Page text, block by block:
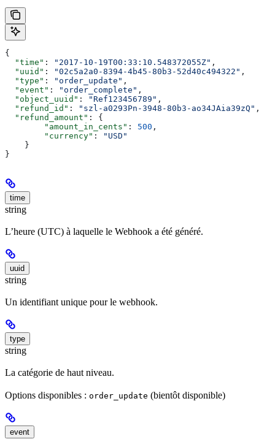
{
  "time"
: "2017-10-19T00:33:10.548372055Z" ,
  "uuid"
: "02c5a2a0-8394-4b45-80b3-52d40c494322" ,
  "type"
: "order_update" ,
  "event"
: "order_complete" ,
  "object_uuid"
: "Ref123456789" ,
  "refund_id"
: "szl-a0293Pn-3948-80b3-ao34JAia39zQ" ,
  "refund_amount"
: {
        "amount_in_cents"
: 500 ,
        "currency"
:
"USD"
    }
}
time
string
L’heure (UTC) à laquelle le Webhook a été généré.
uuid
string
Un identifiant unique pour le webhook.
type
string
La catégorie de haut niveau.
Options disponibles : order_update (bientôt disponible)
event